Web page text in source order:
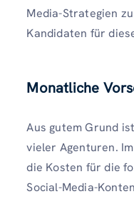
Media-Strategien
Kandidaten für
Monatliche
Aus gutem Grund
vieler Agenturen.
die Kosten für die
Social-Media-